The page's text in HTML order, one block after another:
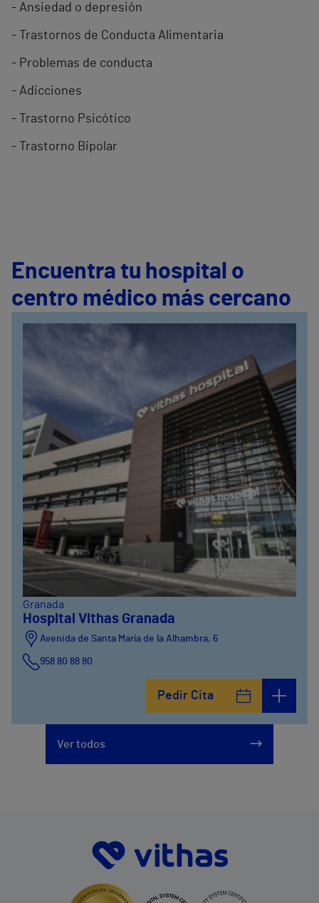
- Ansiedad o depresión
- Trastornos de Conducta Alimentaria
- Problemas de conducta
- Adicciones
- Trastorno Psicótico
- Trastorno Bipolar
Encuentra tu hospital o
centro médico más cercano
Granada
Hospital Vithas Granada
Avenida de Santa María de la Alhambra, 6
958 80 88 80
Pedir Cita
Ver todos